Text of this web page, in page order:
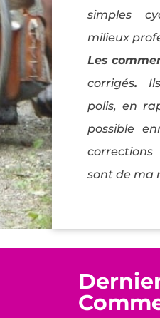
simples
milieux
Les
corrigés.
polis, en
possible
sont de ma